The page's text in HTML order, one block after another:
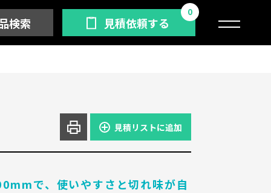
検索 見積依頼する
0
見積リストに追加
で、使いやすさと切れ味が自